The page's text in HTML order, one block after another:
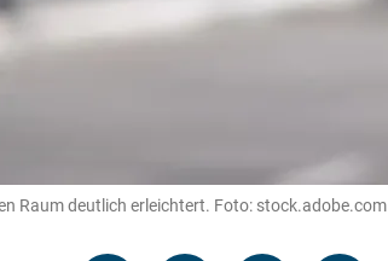
Raum deutlich erleichtert. Foto: stock.adobe.com